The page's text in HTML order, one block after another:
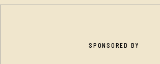
SPONSORED BY